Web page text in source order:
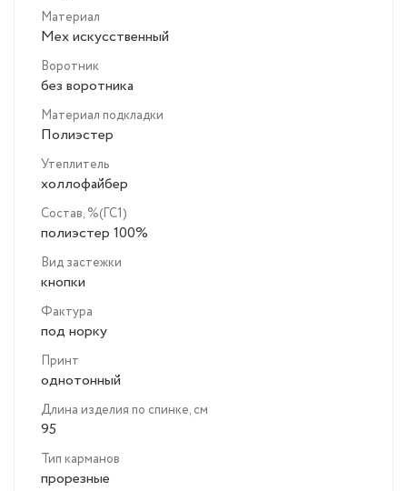
Материал
Мех искусственный
Воротник
без воротника
Материал подкладки
Полиэстер
Утеплитель
холлофайбер
Состав, %(ГС1)
полиэстер 100%
Вид застежки
кнопки
Фактура
под норку
Принт
однотонный
Длина изделия по спинке, см
95
Тип карманов
прорезные